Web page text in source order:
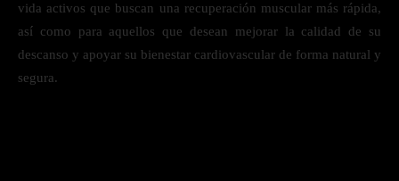
vida activos que buscan una recuperación muscular más rápida,
así como para aquellos que desean mejorar la calidad de su
descanso y apoyar su bienestar cardiovascular de forma natural y
segura.